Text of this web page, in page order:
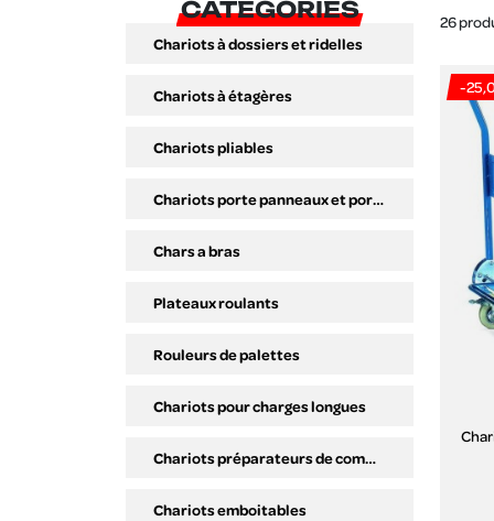
CATÉGORIES
Chariots à dossiers et ridelles
Chariots à étagères
Chariots pliables
Chariots porte panneaux et porte outils
Chars a bras
Plateaux roulants
Rouleurs de palettes
Chariots pour charges longues
Chariots préparateurs de commandes, plateaux inclinables.
Chariots emboitables
26
-